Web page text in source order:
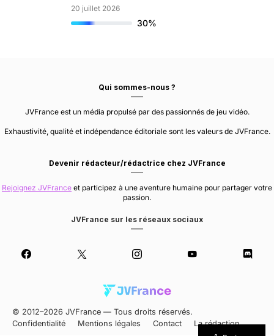
20 juillet 2026
30%
Qui sommes-nous ?
JVFrance est un média propulsé par des passionnés de jeu vidéo.
Exhaustivité, qualité et indépendance éditoriale sont les valeurs de JVFrance.
Devenir rédacteur/rédactrice chez JVFrance
Rejoignez JVFrance et participez à une aventure humaine pour partager votre
passion.
JVFrance sur les réseaux sociaux
© 2012–2026 JVFrance — Tous droits réservés.
Confidentialité
Mentions légales Contact
La rédaction